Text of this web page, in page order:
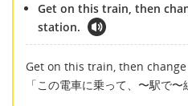
Get on this train, then
station.
Get on this train, then
「この電車に乗って、〜駅で